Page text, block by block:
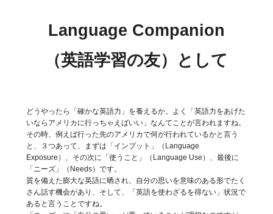
Language Companion
（英語学習の友）として
どうやったら「確かな英語力」を養えるか。よく「英語力をあげた
いならアメリカに行っちゃえばいい」なんてことが言われますね。
その時、例えば行った先のアメリカで何が行われているかと言う
と、３つあって、まずは「インプット」（Language
Exposure）、その次に「使うこと」（Language Use）、最後に
「ニーズ」（Needs）です。
質を備えた膨大な英語に晒され、自分の思いを意味のある形でたく
さん話す機会があり、そして、「英語を使わざるを得ない」状況で
あると言うことですね。